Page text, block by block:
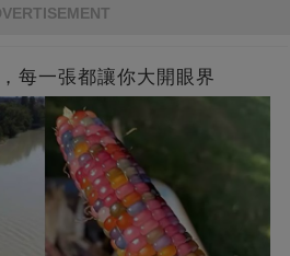
每一張都讓你大開眼界